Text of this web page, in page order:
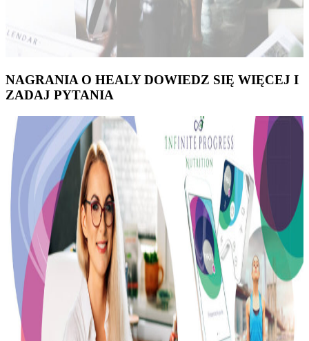
NAGRANIA O HEALY DOWIEDZ SIĘ WIĘCEJ I
ZADAJ PYTANIA